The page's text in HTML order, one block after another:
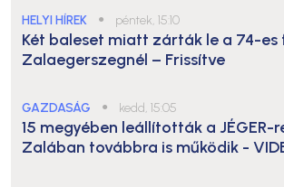
HELYI HÍREK ● péntek, 15:10
Két baleset miatt zárták le a 74-
Zalaegerszegnél – Frissítve
GAZDASÁG ● kedd, 15:05
15 megyében leállították a JÉGER-
Zalában továbbra is működik -